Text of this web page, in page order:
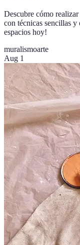
Descubre cómo
con técnicas sencillas y
espacios hoy!
muralismoarte
Aug 1